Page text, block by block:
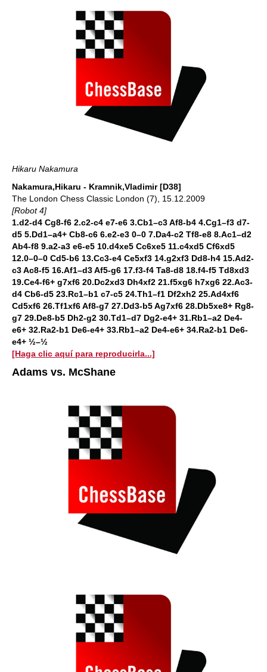
Hikaru Nakamura
Nakamura,Hikaru - Kramnik,Vladimir [D38]
The London Chess Classic London (7), 15.12.2009
[Robot 4]
1.d2-d4 Cg8-f6 2.c2-c4 e7-e6 3.Cb1–c3 Af8-b4 4.Cg1–f3 d7-
d5 5.Dd1–a4+ Cb8-c6 6.e2-e3 0–0 7.Da4-c2 Tf8-e8 8.Ac1–d2
Ab4-f8 9.a2-a3 e6-e5 10.d4xe5 Cc6xe5 11.c4xd5 Cf6xd5
12.0–0–0 Cd5-b6 13.Cc3-e4 Ce5xf3 14.g2xf3 Dd8-h4 15.Ad2-
c3 Ac8-f5 16.Af1–d3 Af5-g6 17.f3-f4 Ta8-d8 18.f4-f5 Td8xd3
19.Ce4-f6+ g7xf6 20.Dc2xd3 Dh4xf2 21.f5xg6 h7xg6 22.Ac3-
d4 Cb6-d5 23.Rc1–b1 c7-c5 24.Th1–f1 Df2xh2 25.Ad4xf6
Cd5xf6 26.Tf1xf6 Af8-g7 27.Dd3-b5 Ag7xf6 28.Db5xe8+ Rg8-
g7 29.De8-b5 Dh2-g2 30.Td1–d7 Dg2-e4+ 31.Rb1–a2 De4-
e6+ 32.Ra2-b1 De6-e4+ 33.Rb1–a2 De4-e6+ 34.Ra2-b1 De6-
e4+ ½–½
[Haga clic aquí para reproducirla...]
Adams vs. McShane